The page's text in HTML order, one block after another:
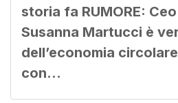
storia fa RUMORE:
Susanna Martucci è
dell’economia
con…